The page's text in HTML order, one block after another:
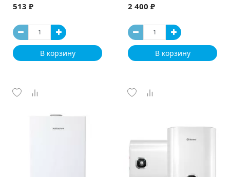
513 ₽
В корзину
2 400 ₽
В корзину